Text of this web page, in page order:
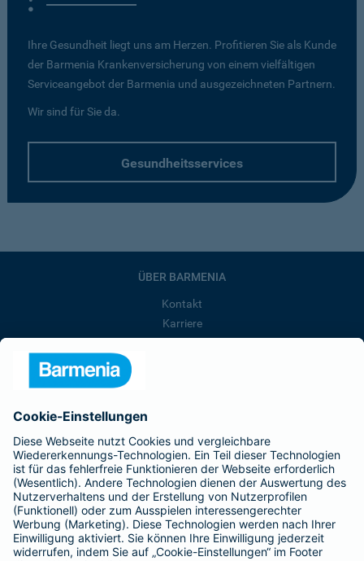
Ihre Gesundheit liegt uns am Herzen. Profitieren Sie als Kunde
der Barmenia Krankenversicherung von einem vielfältigen
Serviceangebot der Barmenia und ausgezeichneten Partnern.
Wir sind für Sie da.
Gesundheitsservices
ÜBER BARMENIA
Kontakt
Karriere
Barmenia ist Teil der BarmeniaGothaer
BELIEBTE SEITEN
Kranken-Zusatzversicherung
Tierversicherungen
Haftpflichtversicherung
Hausratversicherung